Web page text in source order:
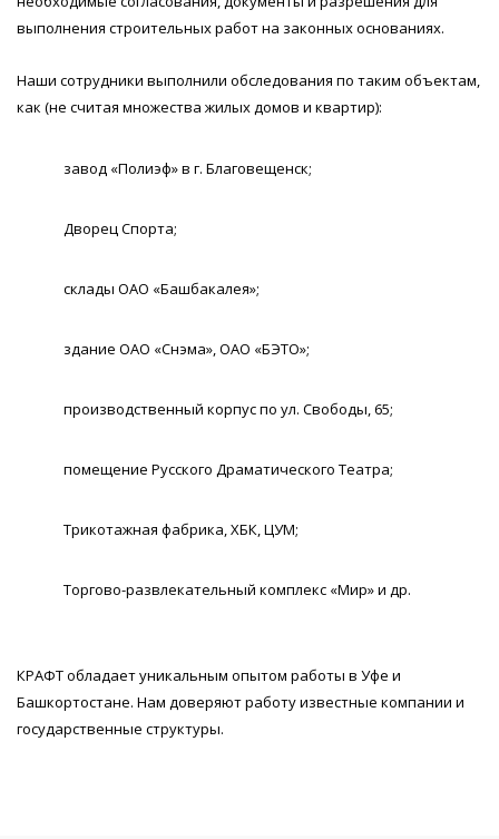
выполнения строительных работ на законных основаниях.
Наши сотрудники выполнили обследования по таким объектам,
как (не считая множества жилых домов и квартир):
завод «Полиэф» в г. Благовещенск;
Дворец Спорта;
склады ОАО «Башбакалея»;
здание ОАО «Снэма», ОАО «БЭТО»;
производственный корпус по ул. Свободы, 65;
помещение Русского Драматического Театра;
Трикотажная фабрика, ХБК, ЦУМ;
Торгово-развлекательный комплекс «Мир» и др.
КРАФТ обладает уникальным опытом работы в Уфе и
Башкортостане. Нам доверяют работу известные компании и
государственные структуры.